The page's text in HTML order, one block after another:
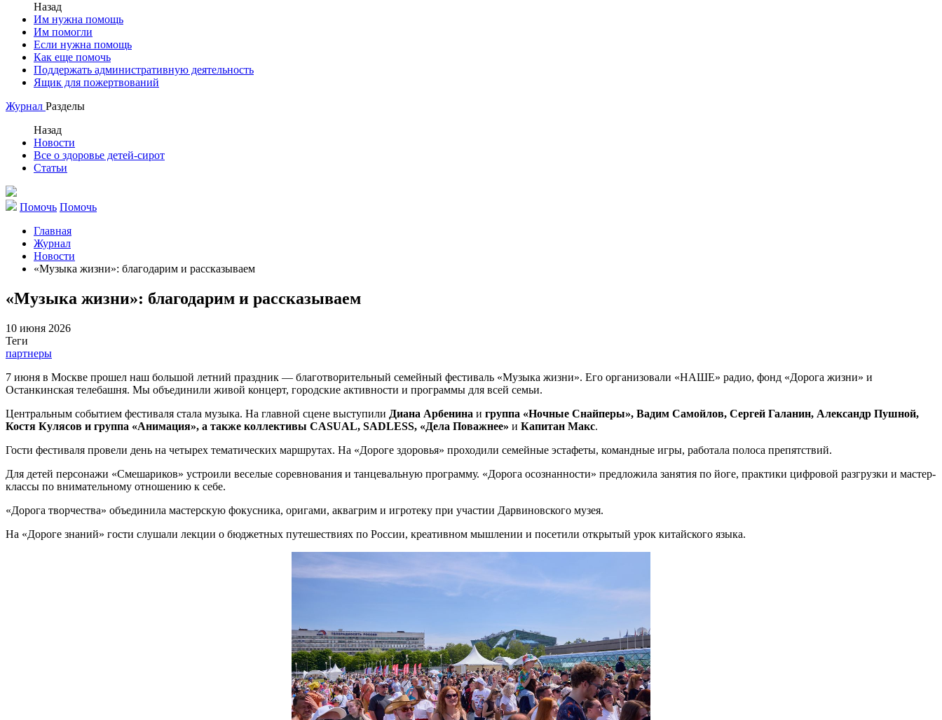
Назад
Им нужна помощь
Им помогли
Если нужна помощь
Как еще помочь
Поддержать административную деятельность
Ящик для пожертвований
Журнал Разделы
Назад
Новости
Все о здоровье детей-сирот
Статьи
Помочь Помочь
Главная
Журнал
Новости
«Музыка жизни»: благодарим и рассказываем
«Музыка жизни»: благодарим и рассказываем
10 июня 2026
Теги
партнеры
7 июня в Москве прошел наш большой летний праздник — благотворительный семейный фестиваль «Музыка жизни». Его организовали «НАШЕ» радио, фонд «Дорога жизни» и
Останкинская телебашня. Мы объединили живой концерт, городские активности и программы для всей семьи.
Центральным событием фестиваля стала музыка. На главной сцене выступили Диана Арбенина и группа «Ночные Снайперы», Вадим Самойлов, Сергей Галанин, Александр Пушной,
Костя Кулясов и группа «Анимация», а также коллективы CASUAL, SADLESS, «Дела Поважнее» и Капитан Макс.
Гости фестиваля провели день на четырех тематических маршрутах. На «Дороге здоровья» проходили семейные эстафеты, командные игры, работала полоса препятствий.
Для детей персонажи «Смешариков» устроили веселые соревнования и танцевальную программу. «Дорога осознанности» предложила занятия по йоге, практики цифровой разгрузки и мастер-
классы по внимательному отношению к себе.
«Дорога творчества» объединила мастерскую фокусника, оригами, аквагрим и игротеку при участии Дарвиновского музея.
На «Дороге знаний» гости слушали лекции о бюджетных путешествиях по России, креативном мышлении и посетили открытый урок китайского языка.